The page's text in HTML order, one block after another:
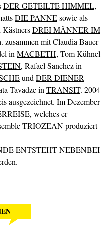
DER GETEILTE HIMMEL,
DIE PANNEsowie als
DREI MÄNNER IM
zusammen mit Claudia Bauer
in MACBETH, Tom Kühnel
, Rafael Sanchez in
und DER DIENER
Tavadze in TRANSIT. 2004
ausgezeichnet. Im Dezember
welches er
TRIOZEAN produziert
ENTSTEHT NEBENBEI